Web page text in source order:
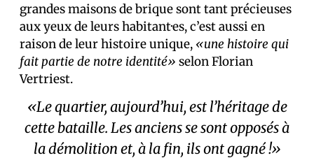
grandes maisons de brique sont tant précieuses
aux yeux de leurs habitant·es, c’est aussi en
raison de leur histoire unique, «une histoire qui
fait partie de notre identité» selon Florian
Vertriest.
«Le quartier, aujourd’hui, est l’héritage de
cette bataille. Les anciens se sont opposés à
la démolition et, à la fin, ils ont gagné !»